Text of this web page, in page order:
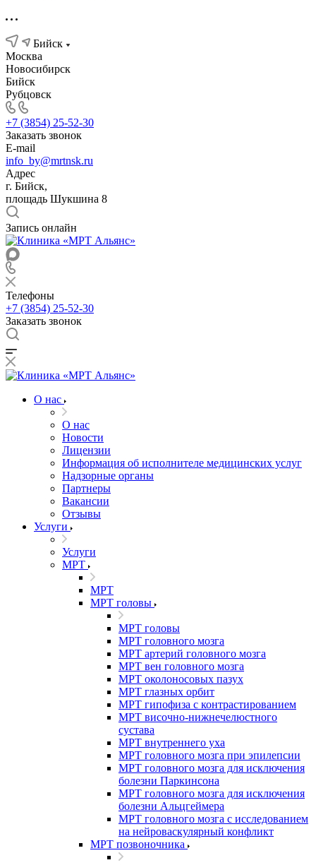
Бийск
Москва
Новосибирск
Бийск
Рубцовск
+7 (3854) 25-52-30
Заказать звонок
E-mail
info_by@mrtnsk.ru
Адрес
г. Бийск,
площадь Шукшина 8
Запись онлайн
Телефоны
+7 (3854) 25-52-30
Заказать звонок
О нас
О нас
Новости
Лицензии
Информация об исполнителе медицинских услуг
Надзорные органы
Партнеры
Вакансии
Отзывы
Услуги
Услуги
МРТ
МРТ
МРТ головы
МРТ головы
МРТ головного мозга
МРТ артерий головного мозга
МРТ вен головного мозга
МРТ околоносовых пазух
МРТ глазных орбит
МРТ гипофиза с контрастированием
МРТ височно-нижнечелюстного
сустава
МРТ внутреннего уха
МРТ головного мозга при эпилепсии
МРТ головного мозга для исключения
болезни Паркинсона
МРТ головного мозга для исключения
болезни Альцгеймера
МРТ головного мозга с исследованием
на нейроваскулярный конфликт
МРТ позвоночника